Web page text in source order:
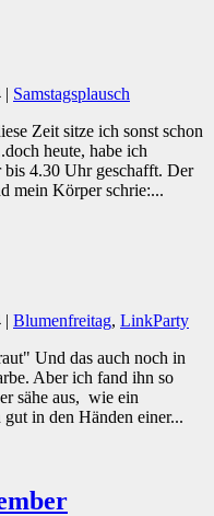
| Samstagsplausch
Zeit sitze ich sonst schon
heute, habe ich
bis 4.30 Uhr geschafft. Der
mein Körper schrie:...
| Blumenfreitag, LinkParty
Und das auch noch in
Aber ich fand ihn so
sähe aus, wie ein
in den Händen einer...